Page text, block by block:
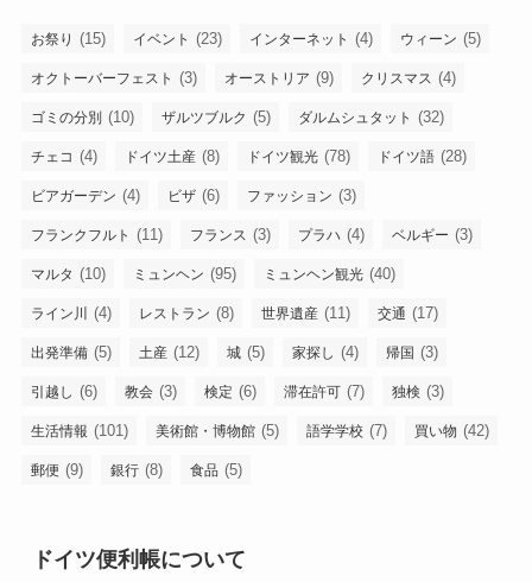
ブ
お祭り (15) イベント (23) インターネット (4) ウィーン (5)
オクトーバーフェスト (3) オーストリア (9) クリスマス (4)
ゴミの分別 (10) ザルツブルク (5) ダルムシュタット (32)
チェコ (4) ドイツ土産 (8) ドイツ観光 (78) ドイツ語 (28)
ビアガーデン (4) ビザ (6) ファッション (3)
フランクフルト (11) フランス (3) プラハ (4) ベルギー (3)
マルタ (10) ミュンヘン (95) ミュンヘン観光 (40)
ライン川 (4) レストラン (8) 世界遺産 (11) 交通 (17)
出発準備 (5) 土産 (12) 城 (5) 家探し (4) 帰国 (3)
引越し (6) 教会 (3) 検定 (6) 滞在許可 (7) 独検 (3)
生活情報 (101) 美術館・博物館 (5) 語学学校 (7) 買い物 (42)
郵便 (9) 銀行 (8) 食品 (5)
ドイツ便利帳について